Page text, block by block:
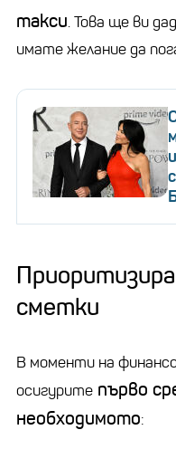
такси. Това ще ви
имате желание да
сметки
В моменти на
осигурите първо
необходимото: